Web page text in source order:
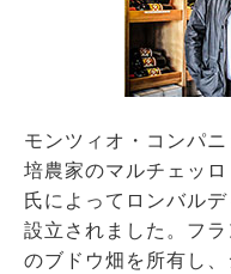
モンツィオ・コンパ
培農家のマルチェッ
氏によってロンバル
設立されました。フ
のブドウ畑を所有し